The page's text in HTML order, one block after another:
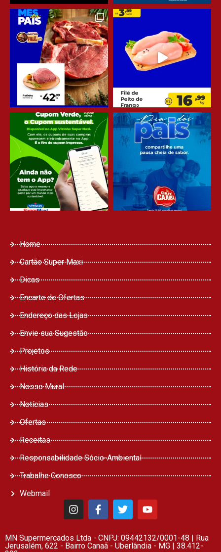
Home
Cartão Super Maxi
Dicas
Encarte de Ofertas
Endereço das Lojas
Envie sua Sugestão
Projetos
História da Rede
Nosso Mural
Notícias
Ofertas
Receitas
Responsabilidade Sócio-Ambiental
Trabalhe Conosco
Webmail
MN Supermercados Ltda - CNPJ: 09442132/0001-48 | Rua
Jerusalém, 622 - Bairro Canaã - Uberlândia - MG | 38.412-